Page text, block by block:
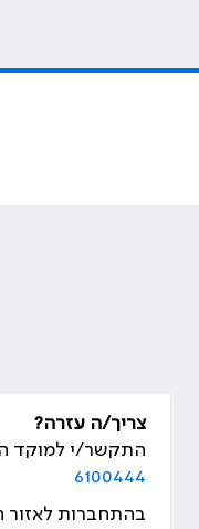
צריך/ה עזרה?
התקשר/י למוקד
6100444
בהתחברות לאזור